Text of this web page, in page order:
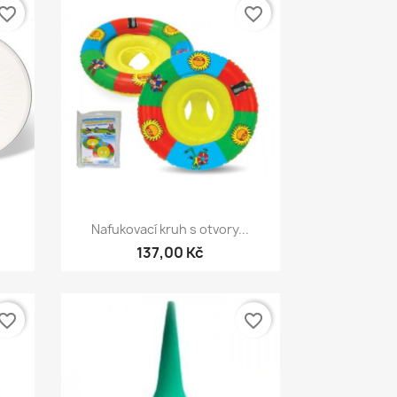
Rychlý náhled
Nafukovací kruh s otvory...
137,00 Kč
favorite_border
favorite_border